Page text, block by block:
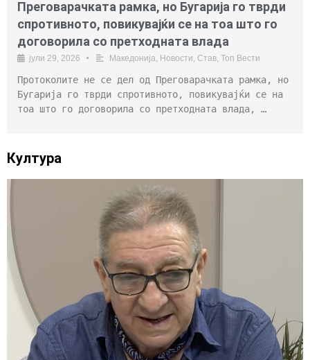
Преговарачката рамка, но Бугарија го тврди
спротивното, повикувајќи се на тоа што го
договорила со претходната влада
јули 29, 2026 • Македонија, Новости, Став, Топ Вести
Протоколите не се дел од Преговарачката рамка, но
Бугарија го тврди спротивното, повикувајќи се на
тоа што го договорила со претходната влада, …
Култура